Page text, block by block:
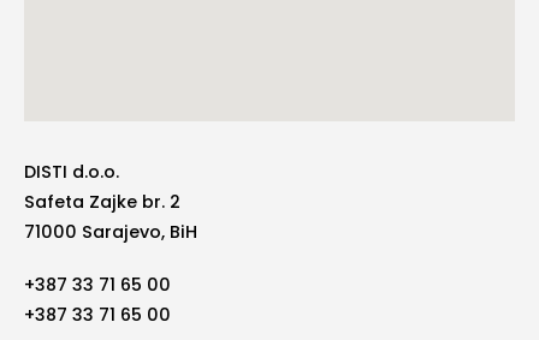
DISTI d.o.o.
Safeta Zajke br. 2
71000 Sarajevo, BiH
+387 33 71 65 00
+387 33 71 65 00